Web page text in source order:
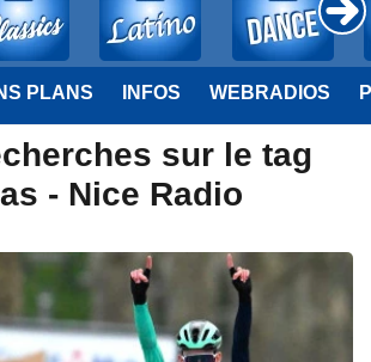
PLANS INFOS WEBRADIOS
sur le tag
- Nice Radio